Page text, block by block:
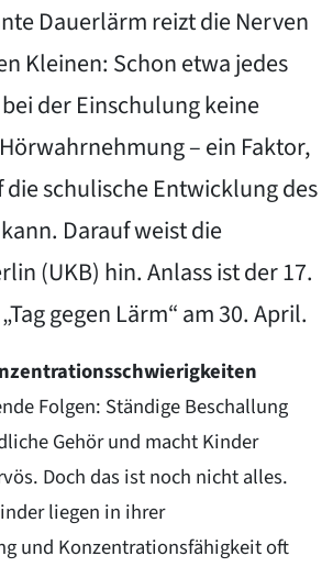
Dauerlärm reizt die Nerven
Kleinen: Schon etwa jedes
der Einschulung keine
– ein Faktor,
die schulische Entwicklung des
Darauf weist die
(UKB) hin. Anlass ist der 17.
gegen Lärm“ am 30. April.
Folgen: Ständige Beschallung
Gehör und macht Kinder
Doch das ist noch nicht alles.
liegen in ihrer
und Konzentrationsfähigkeit oft